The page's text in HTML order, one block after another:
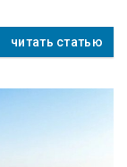
читать статью